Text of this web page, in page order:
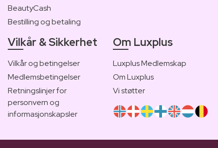
BeautyCash
Bestilling og betaling
Vilkår & Sikkerhet
Vilkår og betingelser
Medlemsbetingelser
Retningslinjer for
personvern og
informasjonskapsler
Om Luxplus
Luxplus Medlemskap
Om Luxplus
Vi støtter